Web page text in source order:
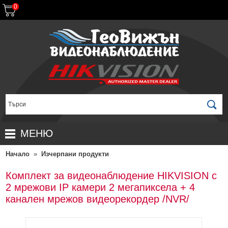
0
МЕНЮ
НАЧАЛО
ПРОДУКТИ
ПРОМОЦИИ
ЗА ДИСТРИБУТОРИ
Начало » Изчерпани продукти
Комплект за видеонаблюдение HIKVISION с
2 мрежови IP камери 2 мегапиксела + 4
канален мрежов видеорекордер /NVR/